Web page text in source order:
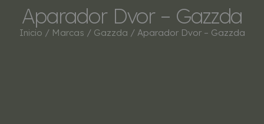
Aparador Dvor – Gazzda
Inicio / Marcas / Gazzda / Aparador Dvor – Gazzda